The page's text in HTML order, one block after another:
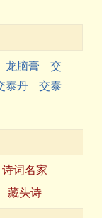
龙脑膏
交
泰丹
交泰
诗词名家
藏头诗